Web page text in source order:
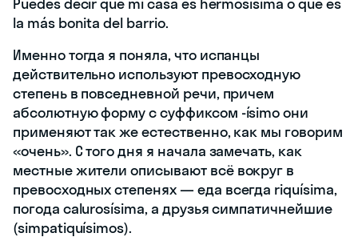
la más bonita del barrio.
Именно тогда я поняла, что испанцы
действительно используют превосходную
степень в повседневной речи, причем
абсолютную форму с суффиксом -ísimo они
применяют так же естественно, как мы говорим
«очень». С того дня я начала замечать, как
местные жители описывают всё вокруг в
превосходных степенях — еда всегда riquísima,
погода calurosísima, а друзья симпатичнейшие
(simpatiquísimos).